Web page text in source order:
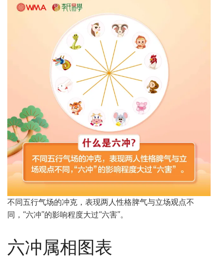
不同五行气场的冲克，表现两人性格脾气与立场观点不
同，“六冲”的影响程度大过“六害”。
六冲属相图表